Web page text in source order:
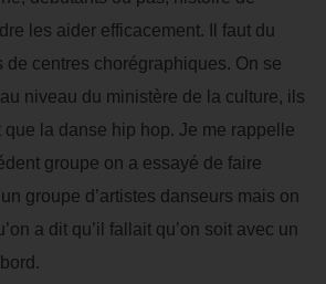
les aider efficacement. Il faut du
de centres chorégraphiques. On se
niveau du ministère de la culture, ils
que la danse hip hop. Je me rappelle
groupe on a essayé de faire
groupe d’artistes danseurs mais on
a dit qu’il fallait qu’on soit avec un